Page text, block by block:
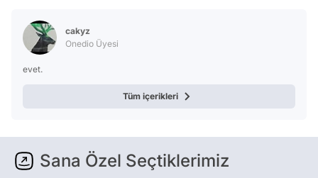
cakyz
Onedio Üyesi
evet.
Tüm içerikleri
Sana Özel Seçtiklerimiz